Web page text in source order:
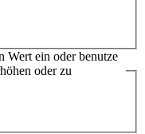
Wert ein oder benutze
oder zu